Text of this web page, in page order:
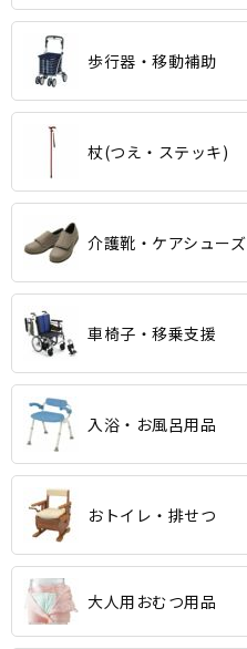
歩行器・移動補助
杖(つえ・ステッキ)
介護靴・ケアシューズ
車椅子・移乗支援
入浴・お風呂用品
おトイレ・排せつ
大人用おむつ用品